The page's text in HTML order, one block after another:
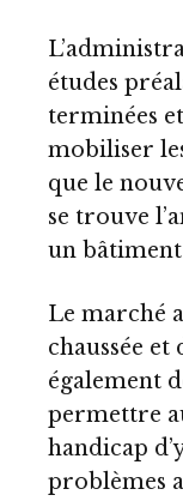
études
terminées
mobiliser
que le
se trouve
un bâtiment
Le marché
chaussée
également
permettre
handicap
problèmes